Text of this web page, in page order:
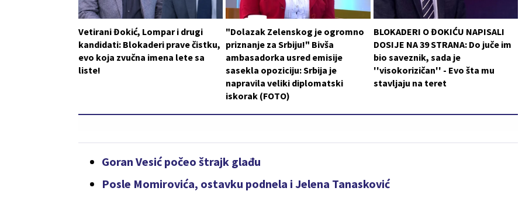
Vetirani Đokić, Lompar i drugi
kandidati: Blokaderi prave čistku,
evo koja zvučna imena lete sa
liste!
"Dolazak Zelenskog je ogromno
priznanje za Srbiju!" Bivša
ambasadorka usred emisije
sasekla opoziciju: Srbija je
napravila veliki diplomatski
iskorak (FOTO)
BLOKADERI O ĐOKIĆU NAPISALI
DOSIJE NA 39 STRANA: Do juče im
bio saveznik, sada je
''visokorizičan'' - Evo šta mu
stavljaju na teret
Goran Vesić počeo štrajk glađu
Posle Momirovića, ostavku podnela i Jelena Tanasković